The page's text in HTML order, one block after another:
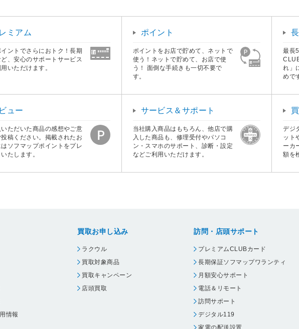
ミアム
ントでさらにおトク！長期
、安心のサポートサービス
いただけます。
ポイント
ポイントをお店で貯めて、ネットで
使う！ネットで貯めて、お店で使
う！ 面倒な手続きも一切不要で
す。
最長
れ」
めで
ュー
いただいた商品の感想やご意
投稿ください。掲載されたお
ソフマップポイントをプレ
たします。
サービス＆サポート
当社購入商品はもちろん、他店で購
入した商品も、修理受付やパソコ
ン・スマホのサポート、診断・設定
などご利用いただけます。
デジ
ット
ーカ
額を
情報
買取お申し込み
ラクウル
買取対象商品
買取キャンペーン
店頭買取
訪問・店頭サポート
プレミアムCLUBカード
長期保証ソフマップワランティ
月額安心サポート
電話＆リモート
訪問サポート
デジタル119
家電の配送設置